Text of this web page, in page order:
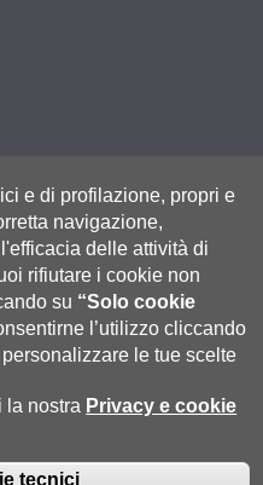
di pagamento
e di profilazione, propri e
navigazione,
delle attività di
rifiutare i cookie non
su “Solo cookie
l’utilizzo cliccando
le tue scelte
la nostra Privacy e cookie
tecnici